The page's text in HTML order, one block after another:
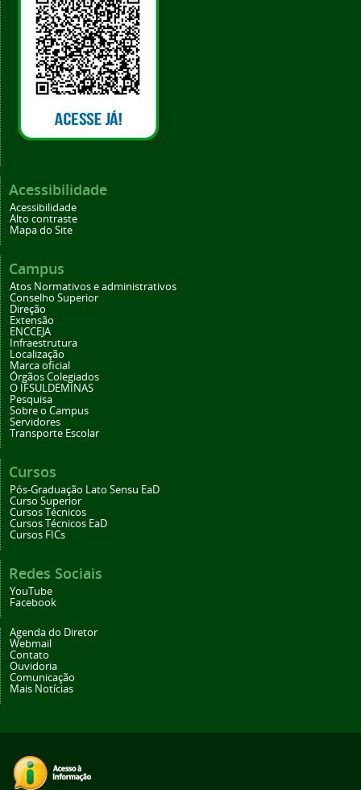
Acessibilidade
Acessibilidade
Alto contraste
Mapa do Site
Campus
Atos Normativos e administrativos
Conselho Superior
Direção
Extensão
ENCCEJA
Infraestrutura
Localização
Marca oficial
Órgãos Colegiados
O IFSULDEMINAS
Pesquisa
Sobre o Campus
Servidores
Transporte Escolar
Cursos
Pós-Graduação Lato Sensu EaD
Curso Superior
Cursos Técnicos
Cursos Técnicos EaD
Cursos FICs
Redes Sociais
YouTube
Facebook
Agenda do Diretor
Webmail
Contato
Ouvidoria
Comunicação
Mais Notícias